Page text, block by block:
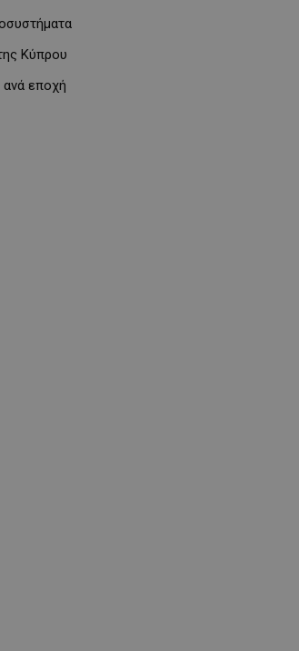
Κύπρου
ανά εποχή